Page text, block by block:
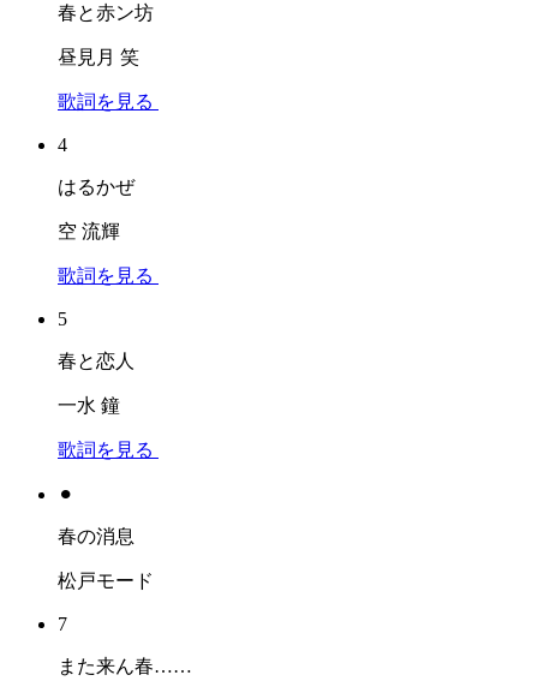
春と赤ン坊
昼見月 笑
歌詞を見る
4
はるかぜ
空 流輝
歌詞を見る
5
春と恋人
一水 鐘
歌詞を見る
⚫︎
春の消息
松戸モード
7
また来ん春……